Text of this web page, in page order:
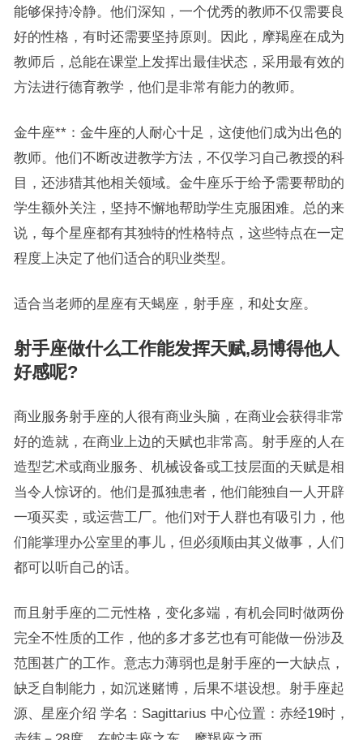
能够保持冷静。他们深知，一个优秀的教师不仅需要良
好的性格，有时还需要坚持原则。因此，摩羯座在成为
教师后，总能在课堂上发挥出最佳状态，采用最有效的
方法进行德育教学，他们是非常有能力的教师。
金牛座**：金牛座的人耐心十足，这使他们成为出色的
教师。他们不断改进教学方法，不仅学习自己教授的科
目，还涉猎其他相关领域。金牛座乐于给予需要帮助的
学生额外关注，坚持不懈地帮助学生克服困难。总的来
说，每个星座都有其独特的性格特点，这些特点在一定
程度上决定了他们适合的职业类型。
适合当老师的星座有天蝎座，射手座，和处女座。
射手座做什么工作能发挥天赋,易博得他人
好感呢?
商业服务射手座的人很有商业头脑，在商业会获得非常
好的造就，在商业上边的天赋也非常高。射手座的人在
造型艺术或商业服务、机械设备或工技层面的天赋是相
当令人惊讶的。他们是孤独患者，他们能独自一人开辟
一项买卖，或运营工厂。他们对于人群也有吸引力，他
们能掌理办公室里的事儿，但必须顺由其义做事，人们
都可以听自己的话。
而且射手座的二元性格，变化多端，有机会同时做两份
完全不性质的工作，他的多才多艺也有可能做一份涉及
范围甚广的工作。意志力薄弱也是射手座的一大缺点，
缺乏自制能力，如沉迷赌博，后果不堪设想。射手座起
源、星座介绍 学名：Sagittarius 中心位置：赤经19时，